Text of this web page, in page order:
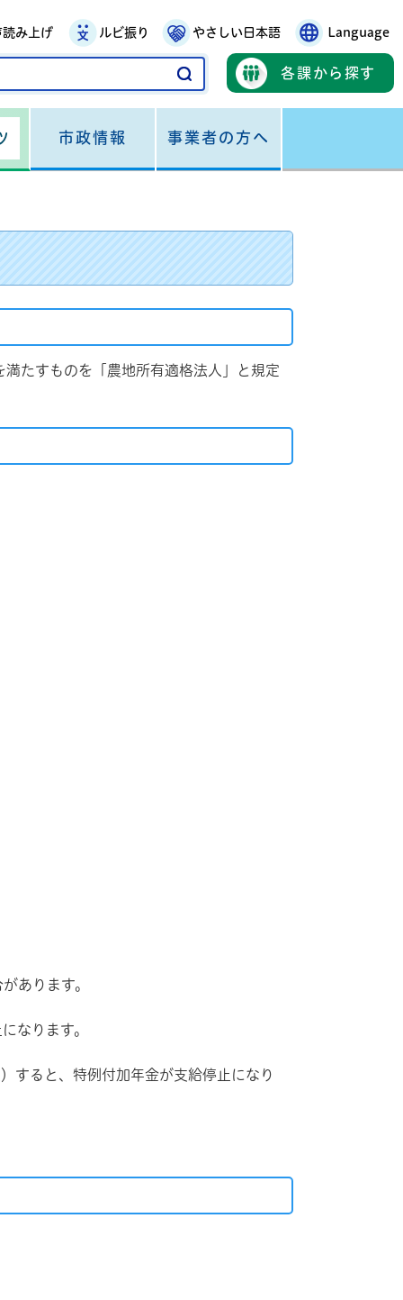
読み上げ ルビ振り やさしい日本語 Language
各課から探す
市政情報 事業者の方へ
たすものを「農地所有適格法人」と規定
あります。
なります。
すると、特例付加年金が支給停止になり